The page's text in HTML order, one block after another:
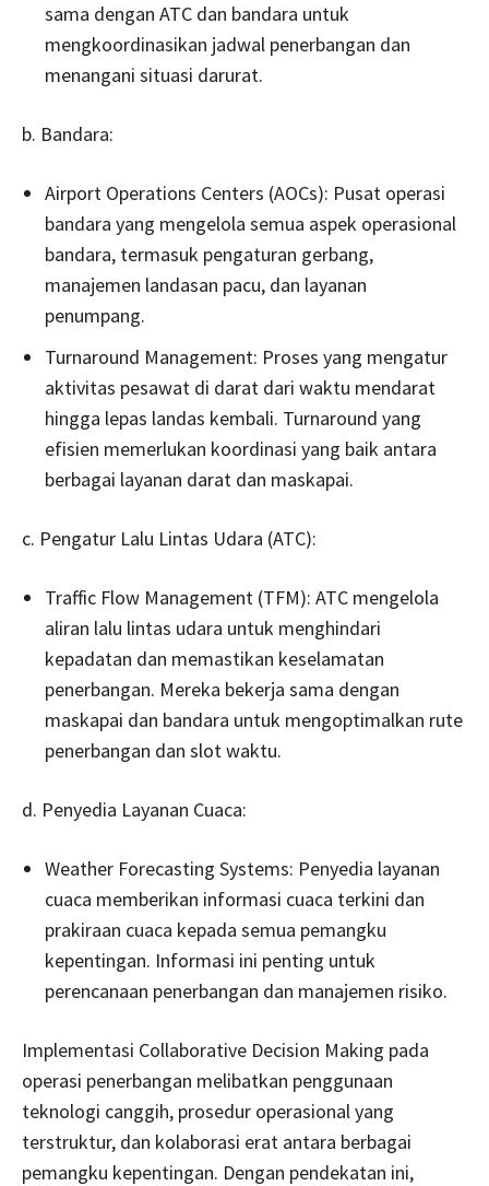
sama dengan ATC dan bandara untuk
mengkoordinasikan jadwal penerbangan dan
menangani situasi darurat.
b. Bandara:
Airport Operations Centers (AOCs): Pusat operasi
bandara yang mengelola semua aspek operasional
bandara, termasuk pengaturan gerbang,
manajemen landasan pacu, dan layanan
penumpang.
Turnaround Management: Proses yang mengatur
aktivitas pesawat di darat dari waktu mendarat
hingga lepas landas kembali. Turnaround yang
efisien memerlukan koordinasi yang baik antara
berbagai layanan darat dan maskapai.
c. Pengatur Lalu Lintas Udara (ATC):
Traffic Flow Management (TFM): ATC mengelola
aliran lalu lintas udara untuk menghindari
kepadatan dan memastikan keselamatan
penerbangan. Mereka bekerja sama dengan
maskapai dan bandara untuk mengoptimalkan rute
penerbangan dan slot waktu.
d. Penyedia Layanan Cuaca:
Weather Forecasting Systems: Penyedia layanan
cuaca memberikan informasi cuaca terkini dan
prakiraan cuaca kepada semua pemangku
kepentingan. Informasi ini penting untuk
perencanaan penerbangan dan manajemen risiko.
Implementasi Collaborative Decision Making pada
operasi penerbangan melibatkan penggunaan
teknologi canggih, prosedur operasional yang
terstruktur, dan kolaborasi erat antara berbagai
pemangku kepentingan. Dengan pendekatan ini,